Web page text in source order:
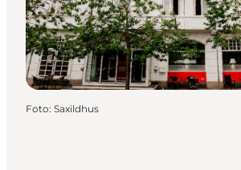
Foto: Saxildhus